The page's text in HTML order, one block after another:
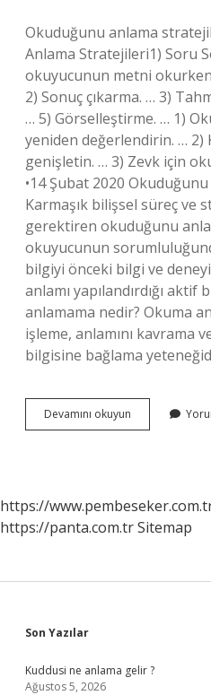
Okuduğunu anlama
Anlama Stratejileri1) Soru
okuyucunun metni
2) Sonuç çıkarma. … 3)
… 5) Görselleştirme. … 1)
yeniden değerlendirin. … 2)
genişletin. … 3) Zevk için
•14 Şubat 2020
Karmaşık bilişsel süreç ve
gerektiren okuduğunu
okuyucunun
bilgiyi önceki bilgi ve
anlamı yapılandırdığı
anlamama nedir? Okuma
işleme, anlamını kavrama
bilgisine bağlama
Devamını okuyun Okuduğunu
Anlama
https://
https://panta.com.trSitemap
Sidebar
Son Yazılar
Kuddusi ne anlama gelir ?
Ağustos 5, 2026